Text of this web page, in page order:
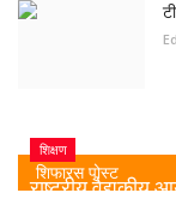
शिफारस पोस्ट
शिक्षण
राष्ट्रीय वैद्यकीय